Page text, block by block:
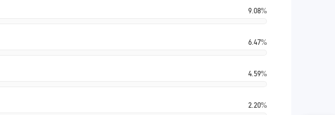
9.08%
6.47%
4.59%
2.20%